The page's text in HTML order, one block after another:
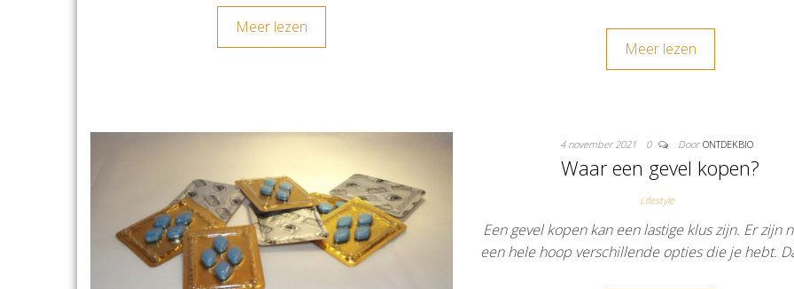
Meer lezen
Meer lezen
4 november 2021 0 Door ONTDEKBIO
Waar een gevel kopen?
Lifestyle
Een gevel kopen kan een lastige klus zijn. Er zijn
een hele hoop verschillende opties die je hebt.